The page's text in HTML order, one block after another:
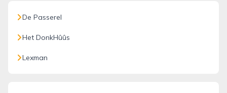
De Passerel
Het DonkHûûs
Lexman